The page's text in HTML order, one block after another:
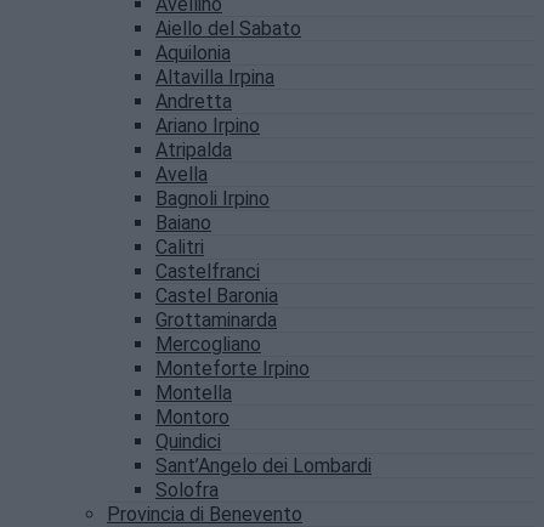
Aiello del Sabato
Aquilonia
Altavilla Irpina
Andretta
Ariano Irpino
Atripalda
Avella
Bagnoli Irpino
Baiano
Calitri
Castelfranci
Castel Baronia
Grottaminarda
Mercogliano
Monteforte Irpino
Montella
Montoro
Quindici
Sant’Angelo dei Lombardi
Solofra
Provincia di Benevento